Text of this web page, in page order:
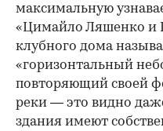
максимальную
«Цимайло Ляшенко и
клубного дома
«горизонтальный
повторяющий своей
реки — это видно
здания имеют